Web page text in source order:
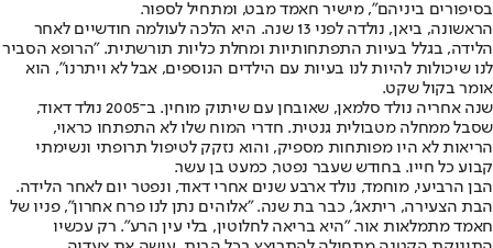
בסיפורים ביניהם", מישיר חאמד מבט, ומתחיל לספור.
הראשונה, ביאן, נולדה לפני 13 שנה. היא הלכה לעולמה חודשיים לאחר
הלידה, בגלל בעיות התפתחותיות ומחלת כליות תורשתית. "הרופא הסביר
לנו שיכולות להיות לנו בעיות עם הילדים הנוספים, אבל לא ויתרנו", הוא
אומר בקול שקט.
שנה אחריה נולד סלמאן, שאובחן עם שיתוק מוחין. ב־2005 נולד דאוד,
שסבל ממחלה מטבולית גנטית. חדרי המוח שלו לא התפתחו כראוי,
הריאות לא היו מפותחות מספיק, והוא נזקק לטיפול תרופתי ונשימתי
קבוע כל חייו. בחודש שעבר נפטר, כמעט בן עשר.
הבן הרביעי, מוחמד, נולד ארבע שנים אחרי דאוד, ונפטר יום לאחר הלידה.
הבת הצעירה, ריתאג', כבר בת שנה. "אלוהים נתן לנו פרח אחרון", פניו של
חאמד מתמלאות אור. "היא בריאה לחלוטין, בלי עין הרע". רק עכשיו